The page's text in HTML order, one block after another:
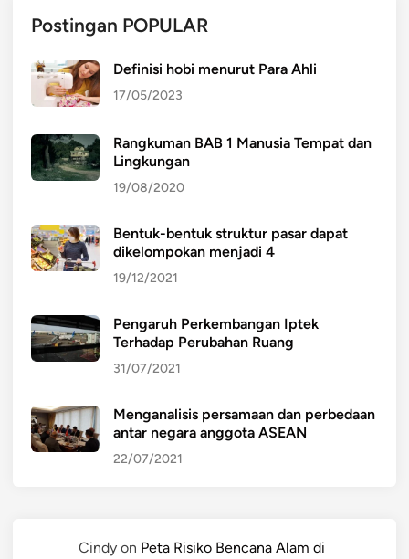
Postingan POPULAR
Definisi hobi menurut Para Ahli
17/05/2023
Rangkuman BAB 1 Manusia Tempat dan
Lingkungan
19/08/2020
Bentuk-bentuk struktur pasar dapat
dikelompokan menjadi 4
19/12/2021
Pengaruh Perkembangan Iptek
Terhadap Perubahan Ruang
31/07/2021
Menganalisis persamaan dan perbedaan
antar negara anggota ASEAN
22/07/2021
Cindy on Peta Risiko Bencana Alam di